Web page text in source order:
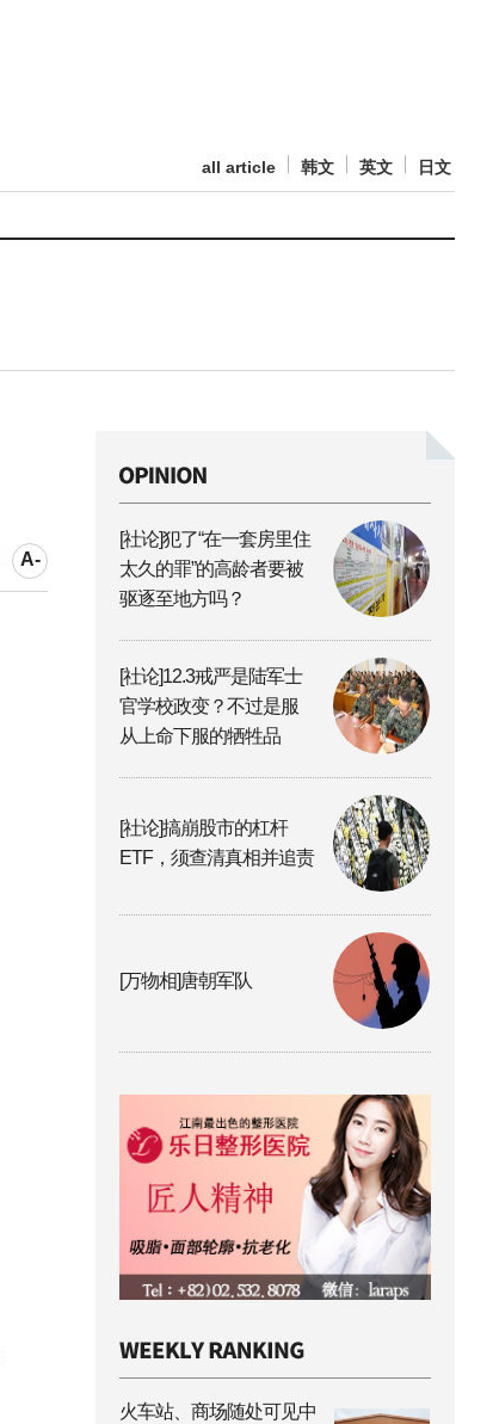
all article 韩文 英文 日文
A-
[社论]犯了“在一套房里住
太久的罪”的高龄者要被
驱逐至地方吗？
[社论]12.3戒严是陆军士
官学校政变？不过是服
从上命下服的牺牲品
[社论]搞崩股市的杠杆
ETF，须查清真相并追责
[万物相]唐朝军队
火车站、商场随处可见中